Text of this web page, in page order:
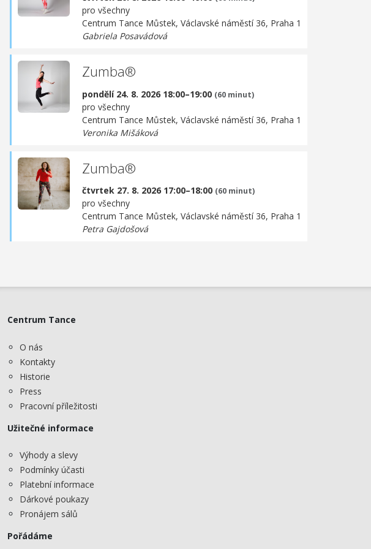
pro všechny
Centrum Tance Můstek, Václavské náměstí 36, Praha 1
Gabriela Posavádová
Zumba®
pondělí 24. 8. 2026 18:00–19:00 (60 minut)
pro všechny
Centrum Tance Můstek, Václavské náměstí 36, Praha 1
Veronika Mišáková
Zumba®
čtvrtek 27. 8. 2026 17:00–18:00 (60 minut)
pro všechny
Centrum Tance Můstek, Václavské náměstí 36, Praha 1
Petra Gajdošová
Centrum Tance
O nás
Kontakty
Historie
Press
Pracovní příležitosti
Užitečné informace
Výhody a slevy
Podmínky účasti
Platební informace
Dárkové poukazy
Pronájem sálů
Pořádáme